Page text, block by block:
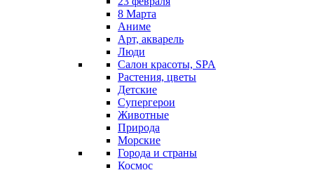
8 Марта
Аниме
Арт, акварель
Люди
Салон красоты, SPA
Растения, цветы
Детские
Супергерои
Животные
Природа
Морские
Города и страны
Космос